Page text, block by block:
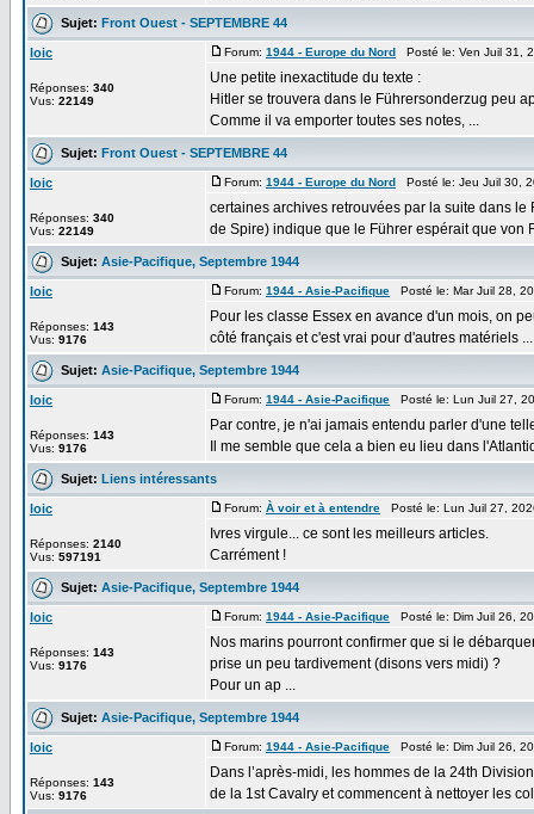
Sujet: Front Ouest - SEPTEMBRE 44
loic
Réponses: 340
Vus: 22149
Forum: 1944 - Europe du Nord Posté le: Ven Juil 31,
Une petite inexactitude du texte :
Hitler se trouvera dans le Führersonderzug peu
Comme il va emporter toutes ses notes, ...
Sujet: Front Ouest - SEPTEMBRE 44
loic
Réponses: 340
Vus: 22149
Forum: 1944 - Europe du Nord Posté le: Jeu Juil 30,
certaines archives retrouvées par la suite dans
de Spire) indique que le Führer espérait que von
Sujet: Asie-Pacifique, Septembre 1944
loic
Réponses: 143
Vus: 9176
Forum: 1944 - Asie-Pacifique Posté le: Mar Juil 28,
Pour les classe Essex en avance d'un mois, on
côté français et c'est vrai pour d'autres matériels ...
Sujet: Asie-Pacifique, Septembre 1944
loic
Réponses: 143
Vus: 9176
Forum: 1944 - Asie-Pacifique Posté le: Lun Juil 27,
Par contre, je n'ai jamais entendu parler d'une
Il me semble que cela a bien eu lieu dans
Sujet: Liens intéressants
loic
Réponses: 2140
Vus: 597191
Forum: À voir et à entendre Posté le: Lun Juil 27,
Ivres virgule... ce sont les meilleurs articles.
Carrément !
Sujet: Asie-Pacifique, Septembre 1944
loic
Réponses: 143
Vus: 9176
Forum: 1944 - Asie-Pacifique Posté le: Dim Juil 26,
Nos marins pourront confirmer que si le
prise un peu tardivement (disons vers midi) ?
Pour un ap ...
Sujet: Asie-Pacifique, Septembre 1944
loic
Réponses: 143
Vus: 9176
Forum: 1944 - Asie-Pacifique Posté le: Dim Juil 26,
Dans l’après-midi, les hommes de la 24th
de la 1st Cavalry et commencent à nettoyer les